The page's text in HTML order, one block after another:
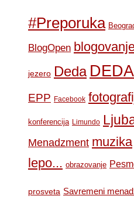
#Preporuka
BlogOpen
jezero Deda
EPP Facebook
konferencija Limundo
Menadzment muzika
lepo... obrazovanje
prosveta Savremeni